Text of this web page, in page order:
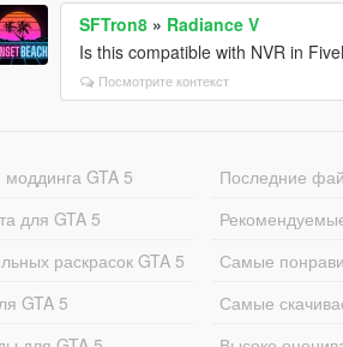
SFTron8 » Radiance V
Is this compatible with NVR in
Посмотрите контекст
GTA 5
для GTA 5
раскрасок GTA 5
GTA 5
Последние
Самые
Самые